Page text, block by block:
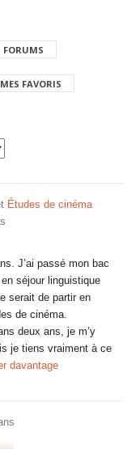
FORUMS
MES FAVORIS
Études de cinéma
J’ai passé mon bac
séjour linguistique
serait de partir en
de cinéma.
deux ans, je m’y
je tiens vraiment à ce
davantage